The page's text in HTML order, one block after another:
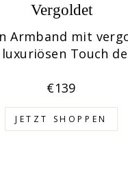
Vergoldet
Armband mit
Touch
€139
JETZT SHOPPEN